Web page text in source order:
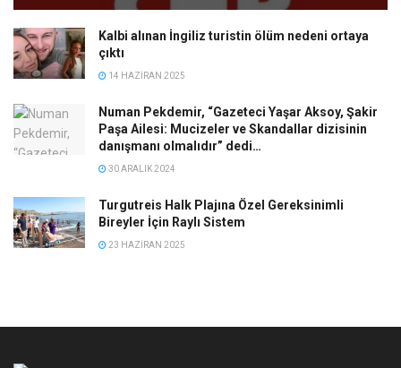
Kalbi alınan İngiliz turistin ölüm nedeni ortaya
çıktı
14 HAZIRAN 2025
Numan Pekdemir, “Gazeteci Yaşar Aksoy, Şakir
Paşa Ailesi: Mucizeler ve Skandallar dizisinin
danışmanı olmalıdır” dedi…
30 ARALIK 2024
Turgutreis Halk Plajına Özel Gereksinimli
Bireyler İçin Raylı Sistem
23 HAZIRAN 2025